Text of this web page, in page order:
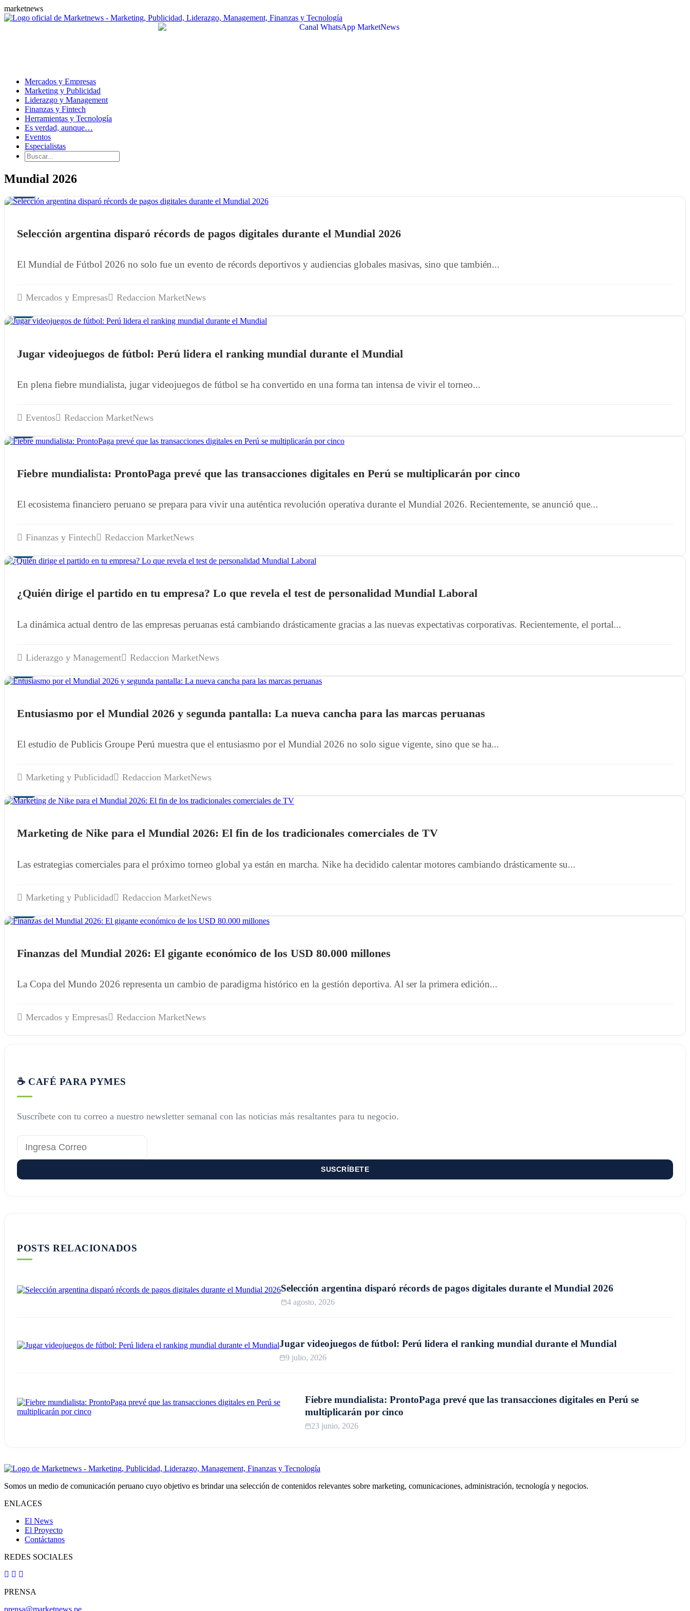
marketnews
Mercados y Empresas
Marketing y Publicidad
Liderazgo y Management
Finanzas y Fintech
Herramientas y Tecnología
Es verdad, aunque…
Eventos
Especialistas
Mundial 2026
04
Selección argentina disparó récords de pagos digitales durante el Mundial 2026
El Mundial de Fútbol 2026 no solo fue un evento de récords deportivos y audiencias globales masivas, sino que también...
Mercados y Empresas Redaccion MarketNews
09
Jugar videojuegos de fútbol: Perú lidera el ranking mundial durante el Mundial
En plena fiebre mundialista, jugar videojuegos de fútbol se ha convertido en una forma tan intensa de vivir el torneo...
Eventos Redaccion MarketNews
23
Fiebre mundialista: ProntoPaga prevé que las transacciones digitales en Perú se multiplicarán por cinco
El ecosistema financiero peruano se prepara para vivir una auténtica revolución operativa durante el Mundial 2026. Recientemente, se anunció que...
Finanzas y Fintech Redaccion MarketNews
09
¿Quién dirige el partido en tu empresa? Lo que revela el test de personalidad Mundial Laboral
La dinámica actual dentro de las empresas peruanas está cambiando drásticamente gracias a las nuevas expectativas corporativas. Recientemente, el portal...
Liderazgo y Management Redaccion MarketNews
04
Entusiasmo por el Mundial 2026 y segunda pantalla: La nueva cancha para las marcas peruanas
El estudio de Publicis Groupe Perú muestra que el entusiasmo por el Mundial 2026 no solo sigue vigente, sino que se ha...
Marketing y Publicidad Redaccion MarketNews
29
Marketing de Nike para el Mundial 2026: El fin de los tradicionales comerciales de TV
Las estrategias comerciales para el próximo torneo global ya están en marcha. Nike ha decidido calentar motores cambiando drásticamente su...
Marketing y Publicidad Redaccion MarketNews
26
Finanzas del Mundial 2026: El gigante económico de los USD 80.000 millones
La Copa del Mundo 2026 representa un cambio de paradigma histórico en la gestión deportiva. Al ser la primera edición...
Mercados y Empresas Redaccion MarketNews
☕ CAFÉ PARA PYMES
Suscríbete con tu correo a nuestro newsletter semanal con las noticias más resaltantes para tu negocio.
SUSCRÍBETE
POSTS RELACIONADOS
Selección argentina disparó récords de pagos digitales durante el Mundial 2026
4 agosto, 2026
Jugar videojuegos de fútbol: Perú lidera el ranking mundial durante el Mundial
9 julio, 2026
Fiebre mundialista: ProntoPaga prevé que las transacciones digitales en Perú se
multiplicarán por cinco
23 junio, 2026
Somos un medio de comunicación peruano cuyo objetivo es brindar una selección de contenidos relevantes sobre marketing, comunicaciones, administración, tecnología y negocios.
ENLACES
El News
El Proyecto
Contáctanos
REDES SOCIALES
PRENSA
prensa@marketnews.pe